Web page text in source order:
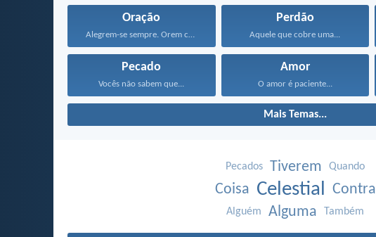
Oração
Alegrem-se sempre. Orem continuamente...
Perdão
Aquele que cobre uma...
Pecado
Vocês não sabem que...
Amor
O amor é paciente...
Mais Temas...
Pecados Tiverem Quando
Coisa Celestial Contra
Alguém Alguma Também